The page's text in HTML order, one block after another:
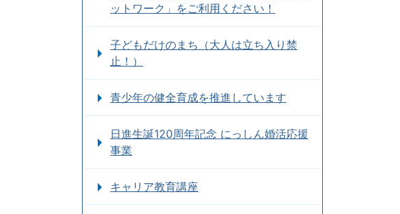
ットワーク」をご利用ください！
子どもだけのまち（大人は立ち入り禁
止！）
青少年の健全育成を推進しています
日進生誕120周年記念 にっしん婚活応援
事業
キャリア教育講座